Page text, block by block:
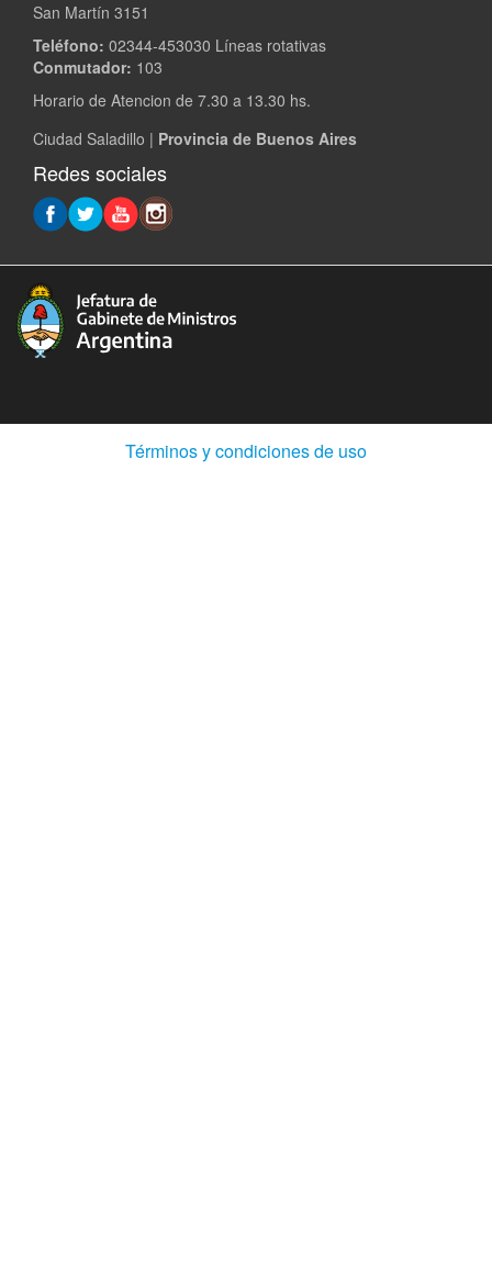
San Martín 3151
Teléfono: 02344-453030 Líneas rotativas
Conmutador: 103
Horario de Atencion de 7.30 a 13.30 hs.
Ciudad Saladillo | Provincia de Buenos Aires
Redes sociales
Términos y condiciones de uso(Abre